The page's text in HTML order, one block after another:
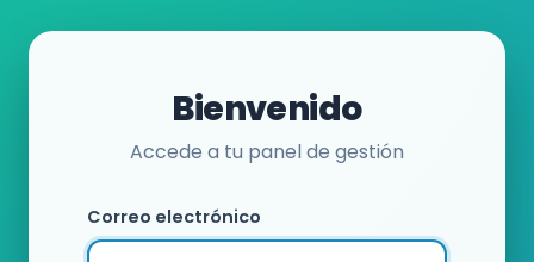
Bienvenido
Accede a tu panel de gestión
Correo electrónico